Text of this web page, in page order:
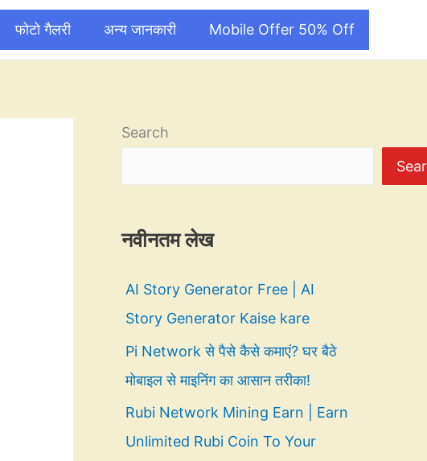
फोटो गैलरी अन्य जानकारी Mobile Offer 50% Off
Search
नवीनतम लेख
AI Story Generator Free | AI
Story Generator Kaise kare
Pi Network से पैसे कैसे कमाएं? घर बैठे
मोबाइल से माइनिंग का आसान तरीका!
Rubi Network Mining Earn | Earn
Unlimited Rubi Coin To Your